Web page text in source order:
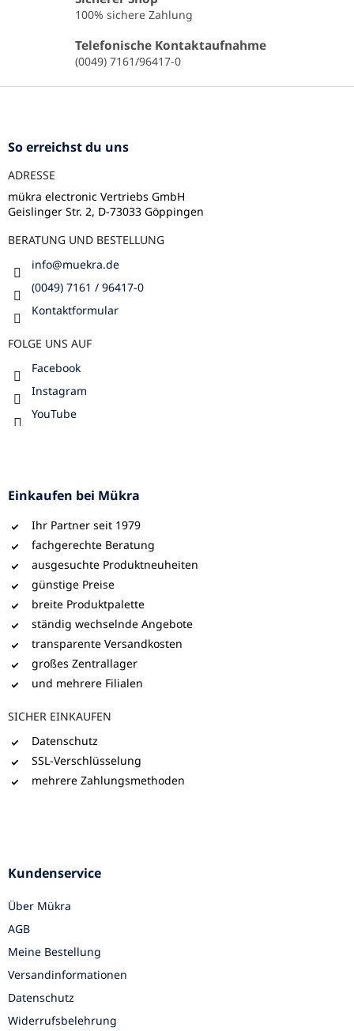
l
e
m
e
n
s
t
100% sichere Zahlung
Telefonische Kontaktaufnahme
(0049) 7161/96417-0
F
So erreichst du uns
ADRESSE
mükra electronic Vertriebs GmbH
Geislinger Str. 2, D-73033 Göppingen
BERATUNG UND BESTELLUNG
info@muekra.de
(0049) 7161 / 96417-0
Kontaktformular
FOLGE UNS AUF
Facebook
Instagram
YouTube
Einkaufen bei Mükra
Ihr Partner seit 1979
fachgerechte Beratung
ausgesuchte Produktneuheiten
günstige Preise
breite Produktpalette
ständig wechselnde Angebote
transparente Versandkosten
großes Zentrallager
und mehrere Filialen
SICHER EINKAUFEN
Datenschutz
SSL-Verschlüsselung
mehrere Zahlungsmethoden
Kundenservice
Über Mükra
AGB
Meine Bestellung
Versandinformationen
Datenschutz
Widerrufsbelehrung